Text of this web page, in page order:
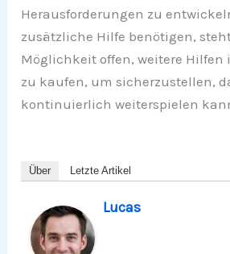
Herausforderungen zu
zusätzliche Hilfe benötigen,
Möglichkeit offen, weitere Hilfen
zu kaufen, um sicherzustellen,
kontinuierlich weiterspielen
Über Letzte Artikel
Lucas